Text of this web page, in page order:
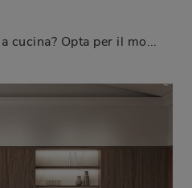
Tempo di attualizzare la cucina? Opta per il modello Opera 02 Arredo3 tra le nostre Cucine Classiche con isola.